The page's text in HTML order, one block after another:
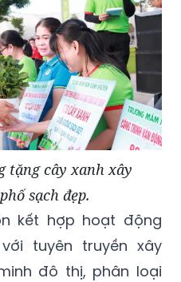
tặng cây xanh xây
sạch đẹp.
kết hợp hoạt động
tuyên truyền xây
đô thị, phân loại